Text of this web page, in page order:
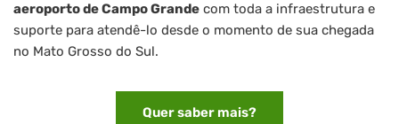
aeroporto de Campo Grande com toda a infraestrutura e
suporte para atendê-lo desde o momento de sua chegada
no Mato Grosso do Sul.
Quer saber mais?